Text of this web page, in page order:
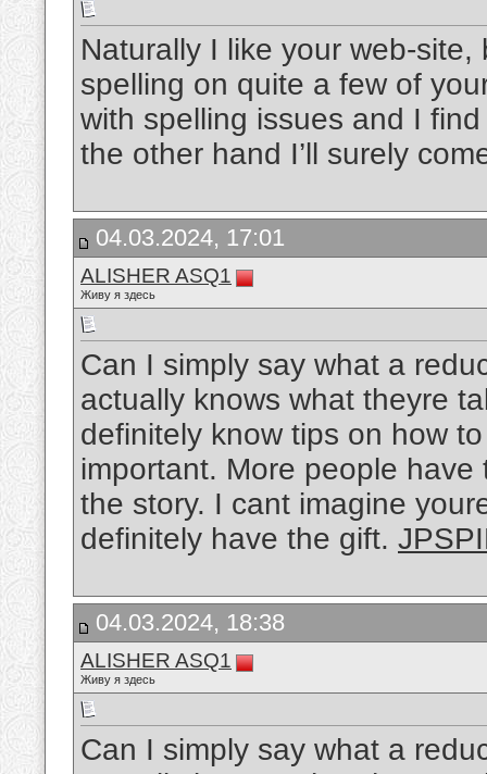
Naturally I like your web-
spelling on quite a few of
with spelling issues and I
the other hand I’ll surely
04.03.2024, 17:01
ALISHER ASQ1
Живу я здесь
Can I simply say what a
actually knows what theyre
definitely know tips on how
important. More people
the story. I cant imagine
definitely have the gift.
04.03.2024, 18:38
ALISHER ASQ1
Живу я здесь
Can I simply say what a